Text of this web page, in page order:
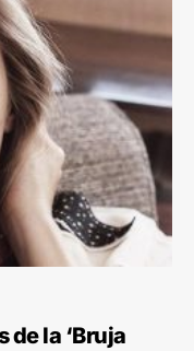
la ‘Bruja